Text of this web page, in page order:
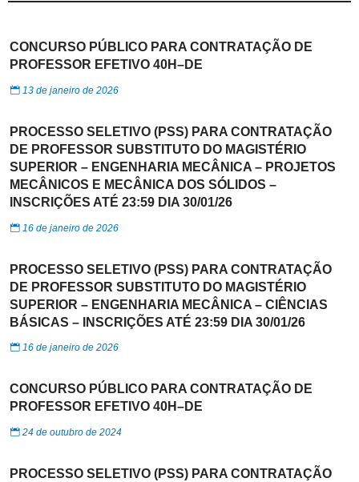
CONCURSO PÚBLICO PARA CONTRATAÇÃO DE
PROFESSOR EFETIVO 40H–DE
13 de janeiro de 2026
PROCESSO SELETIVO (PSS) PARA CONTRATAÇÃO
DE PROFESSOR SUBSTITUTO DO MAGISTÉRIO
SUPERIOR – ENGENHARIA MECÂNICA – PROJETOS
MECÂNICOS E MECÂNICA DOS SÓLIDOS –
INSCRIÇÕES ATÉ 23:59 DIA 30/01/26
16 de janeiro de 2026
PROCESSO SELETIVO (PSS) PARA CONTRATAÇÃO
DE PROFESSOR SUBSTITUTO DO MAGISTÉRIO
SUPERIOR – ENGENHARIA MECÂNICA – CIÊNCIAS
BÁSICAS – INSCRIÇÕES ATÉ 23:59 DIA 30/01/26
16 de janeiro de 2026
CONCURSO PÚBLICO PARA CONTRATAÇÃO DE
PROFESSOR EFETIVO 40H–DE
24 de outubro de 2024
PROCESSO SELETIVO (PSS) PARA CONTRATAÇÃO